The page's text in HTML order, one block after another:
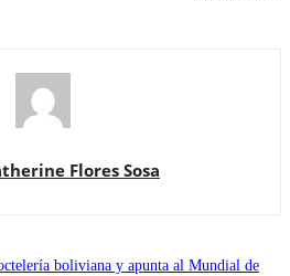
Flores Sosa
boliviana y apunta al Mundial de